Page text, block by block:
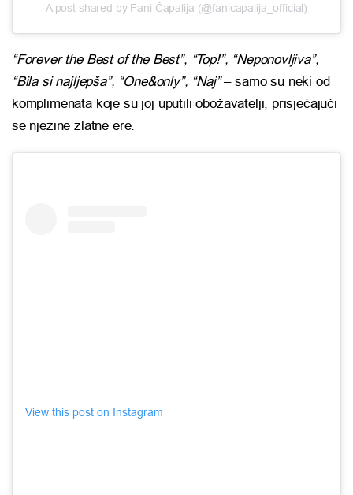
A post shared by Fani Čapalija (@fanicapalija_official)
“Forever the Best of the Best”, “Top!”, “Neponovljiva”,
“Bila si najljepša”, “One&only”, “Naj”– samo su neki od
komplimenata koje su joj uputili obožavatelji, prisjećajući
se njezine zlatne ere.
View this post on Instagram